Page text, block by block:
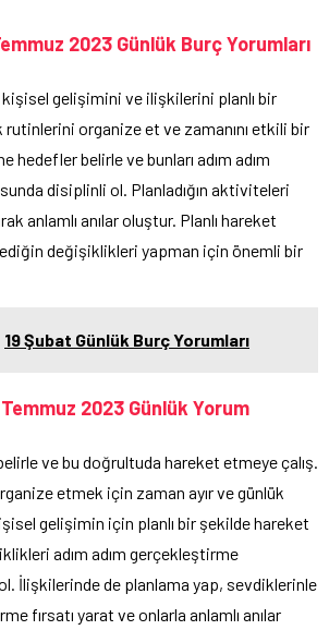
2023 Günlük Burç Yorumları
gelişimini ve ilişkilerini planlı bir
rutinlerini organize et ve zamanını etkili bir
hedefler belirle ve bunları adım adım
disiplinli ol. Planladığın aktiviteleri
anlamlı anılar oluştur. Planlı hareket
değişiklikleri yapman için önemli bir
19 Şubat Günlük Burç Yorumları
2023 Günlük Yorum
ve bu doğrultuda hareket etmeye çalış.
etmek için zaman ayır ve günlük
gelişimin için planlı bir şekilde hareket
adım adım gerçekleştirme
İlişkilerinde de planlama yap, sevdiklerinle
fırsatı yarat ve onlarla anlamlı anılar